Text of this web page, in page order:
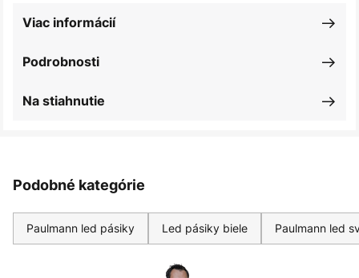
Podrobnosti
Viac informácií
Na stiahnutie
Podobné kategórie
Paulmann led pásiky Led pásiky biele Paulmann led